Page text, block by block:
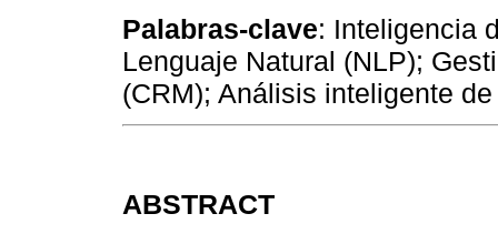
Palabras-clave: Inteligencia
Lenguaje Natural (NLP);
(CRM); Análisis inteligente
ABSTRACT